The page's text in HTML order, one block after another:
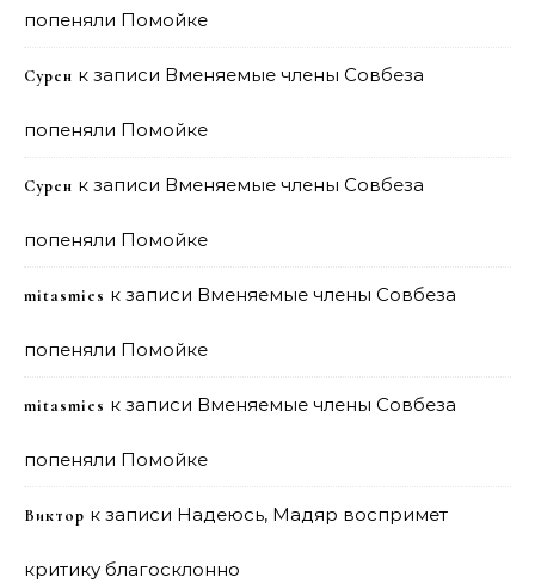
попеняли Помойке
Сурен к записи Вменяемые члены Совбеза
попеняли Помойке
Сурен к записи Вменяемые члены Совбеза
попеняли Помойке
mitasmies к записи Вменяемые члены Совбеза
попеняли Помойке
mitasmies к записи Вменяемые члены Совбеза
попеняли Помойке
Виктор к записи Надеюсь, Мадяр воспримет
критику благосклонно